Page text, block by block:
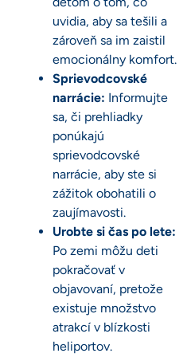
uvidia, aby sa tešili a
zároveň sa im zaistil
emocionálny komfort.
Sprievodcovské
narrácie: Informujte
sa, či prehliadky
ponúkajú
sprievodcovské
narrácie, aby ste si
zážitok obohatili o
zaujímavosti.
Urobte si čas po lete:
Po zemi môžu deti
pokračovať v
objavovaní, pretože
existuje množstvo
atrakcí v blízkosti
heliportov.